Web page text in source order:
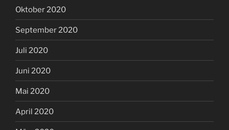
Oktober 2020
September 2020
Juli 2020
Juni 2020
Mai 2020
April 2020